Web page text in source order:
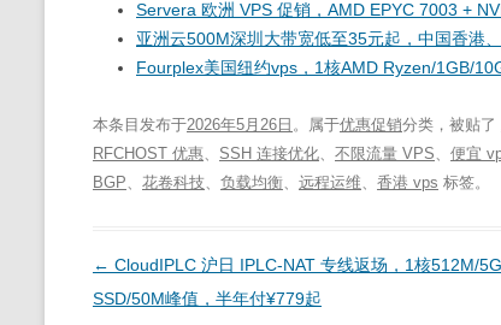
Servera 欧洲 VPS 促销，AMD EPYC 7003 +
亚洲云500M深圳大带宽低至35元起，中国香港
Fourplex美国纽约vps，1核AMD Ryzen/1GB/
本条目发布于2026年5月26日 。属于优惠促销分类，被贴了
RFCHOST 优惠、 SSH 连接优化、 不限流量 VPS、 便宜
BGP、 花卷科技、 负载均衡、 远程运维、 香港 vps 标签。
文
章
← CloudIPLC 沪日 IPLC-NAT 专线返场，1核512M/5G
SSD/50M峰值，半年付¥779起